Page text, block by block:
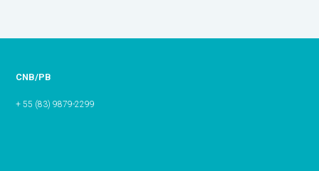
CNB/PB
+ 55 (83) 9879-2299